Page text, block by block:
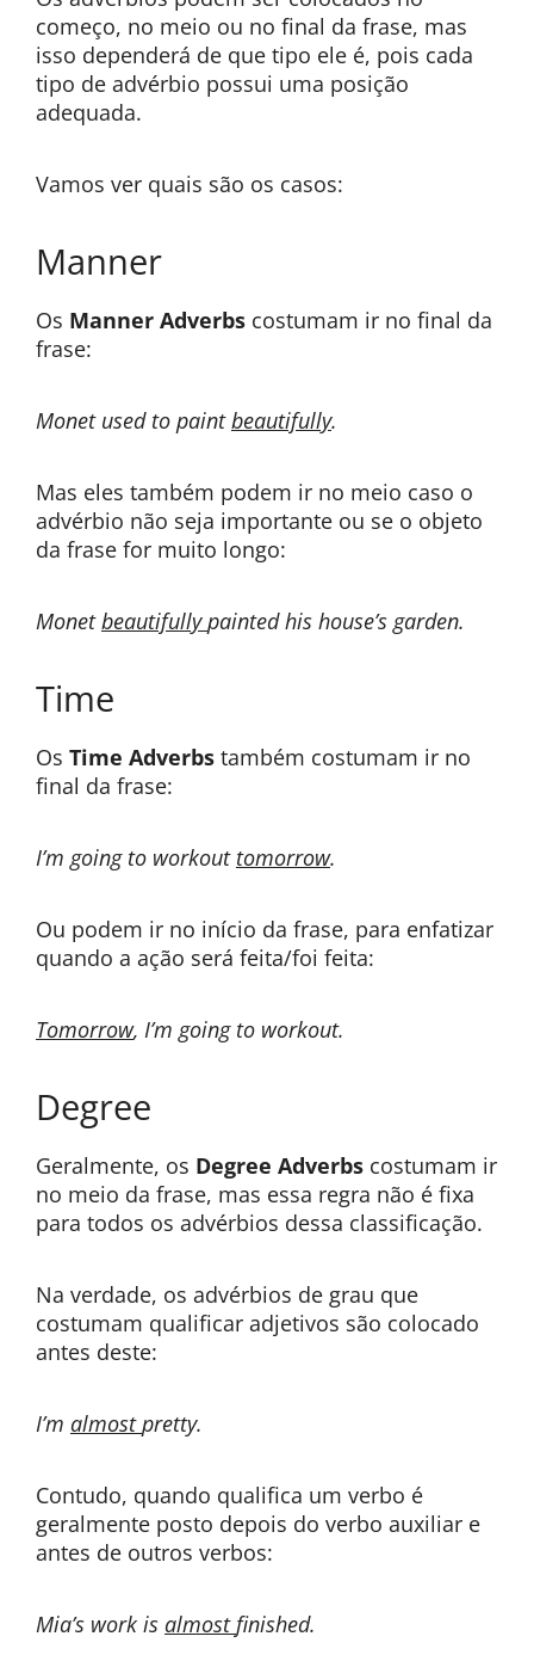
começo, no meio ou no final da frase, mas
isso dependerá de que tipo ele é, pois cada
tipo de advérbio possui uma posição
adequada.
Vamos ver quais são os casos:
Manner
Os Manner Adverbs costumam ir no final da
frase:
Monet used to paintbeautifully.
Mas eles também podem ir no meio caso o
advérbio não seja importante ou se o objeto
da frase for muito longo:
Monetbeautifullypainted his house’s garden.
Time
Os Time Adverbs também costumam ir no
final da frase:
I’m going to workout tomorrow.
Ou podem ir no início da frase, para enfatizar
quando a ação será feita/foi feita:
Tomorrow, I’m going to workout.
Degree
Geralmente, os Degree Adverbs costumam ir
no meio da frase, mas essa regra não é fixa
para todos os advérbios dessa classificação.
Na verdade, os advérbios de grau que
costumam qualificar adjetivos são colocado
antes deste:
I’m almostpretty.
Contudo, quando qualifica um verbo é
geralmente posto depois do verbo auxiliar e
antes de outros verbos:
Mia’s work is almostfinished.